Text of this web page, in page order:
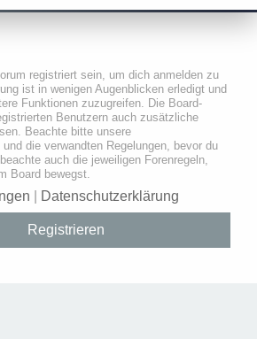
registriert sein, um dich anmelden zu
ist in wenigen Augenblicken erledigt und
Funktionen zuzugreifen. Die Board-
Benutzern auch zusätzliche
Beachte bitte unsere
und die verwandten Regelungen, bevor du
auch die jeweiligen Forenregeln,
Board bewegst.
Datenschutzerklärung
Registrieren